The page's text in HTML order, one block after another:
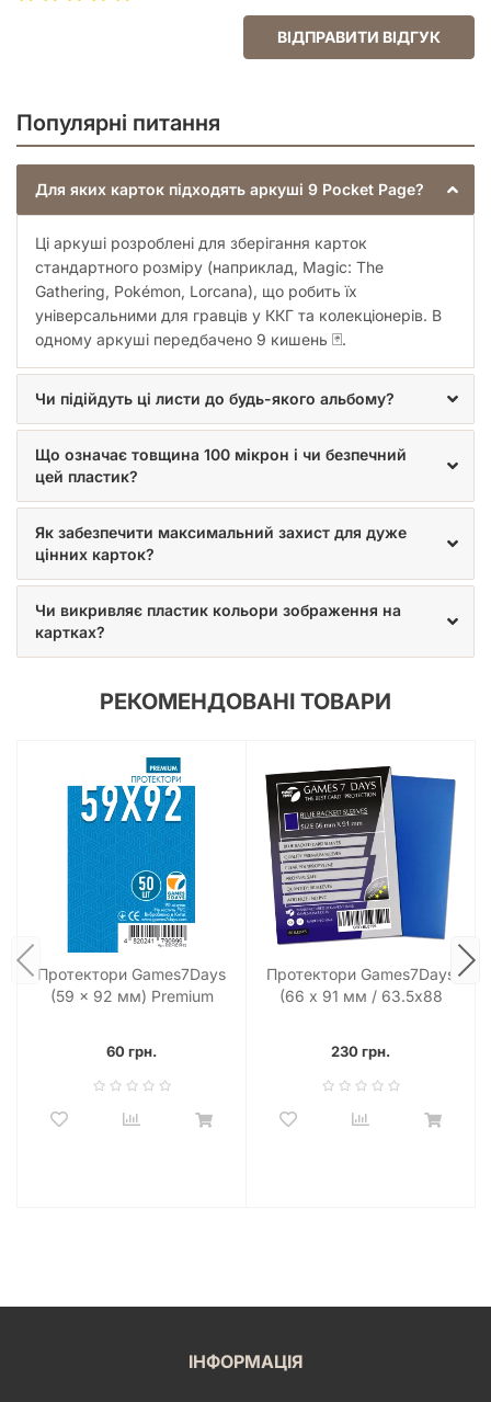
Перед поміщенням у кишеню переконайтеся, що
попередньо помістити в індивідуальні м'які
протектори.
Зберігайте альбом у вертикальному положенні,
щоб уникнути надмірного тиску на нижні аркуші.
Регулярно перевіряйте щільність прилягання
аркуша до колець біндера.
Цей аксесуар стане незамінним помічником як для
досвідчених колекціонерів, так і для тих, хто тільки починає
свій шлях у світі настільних ігор та колекціонування.
Завдяки своїй практичності та надійності, він перетворює
хаотичний набір карток на впорядковану та естетичну
бібліотеку ваших перемог та рідкостей.
ВІДПРАВИТИ ВІДГУК
Популярні питання
Для яких карток підходять аркуші 9 Pocket Page?
Ці аркуші розроблені для зберігання карток
стандартного розміру (наприклад, Magic: The
Gathering, Pokémon, Lorcana), що робить їх
універсальними для гравців у ККГ та колекціонерів. В
одному аркуші передбачено 9 кишень 🃏.
Чи підійдуть ці листи до будь-якого альбому?
Що означає товщина 100 мікрон і чи безпечний
цей пластик?
Як забезпечити максимальний захист для дуже
цінних карток?
Чи викривляє пластик кольори зображення на
картках?
РЕКОМЕНДОВАНІ ТОВАРИ
Протектори Games7Days
(59 x 92 мм) Premium
60 грн.
Протектори Games7Days
(66 х 91 мм / 63.5x88
230 грн.
ІНФОРМАЦІЯ